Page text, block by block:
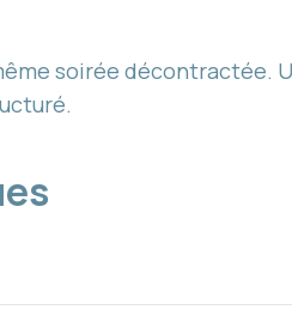
soirée décontractée.